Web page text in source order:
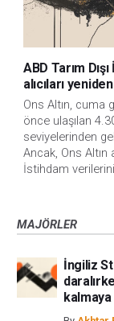
ABD Tarım
alıcıları
Ons Altın, cuma
önce ulaşılan
seviyelerinden
Ancak, Ons Altın
İstihdam
MAJÖRLER
İngiliz